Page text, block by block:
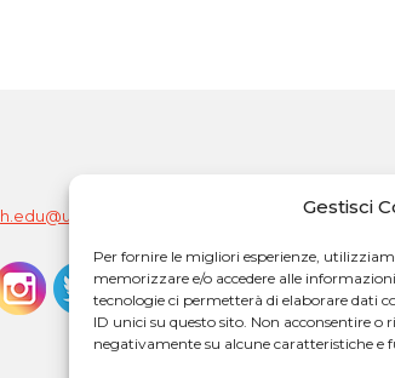
Gestisci
Per fornire le migliori esperienze,
memorizzare e/o accedere alle
tecnologie ci permetterà di elaborare dati
ID unici su questo sito. Non acconsentire o
negativamente su alcune caratteristiche e
h.edu@unime.it